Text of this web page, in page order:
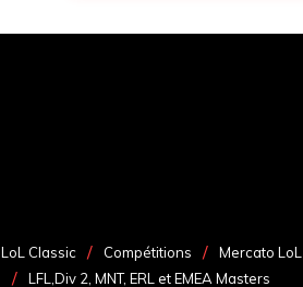
LoL Classic Compétitions
Mercato LoL
LFL,Div 2, MNT, ERL et EMEA Masters